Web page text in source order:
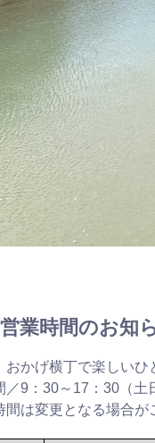
業時間のお知
おかげ横丁で楽しいひ
／9：30～17：30（土
は変更となる場合が